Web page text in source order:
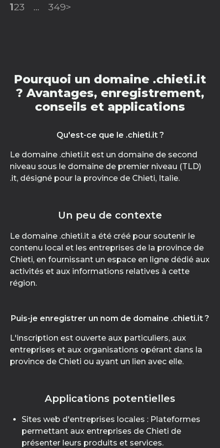
123 ... 349>
Pourquoi un domaine .chieti.it
? Avantages, enregistrement,
conseils et applications
Qu'est-ce que le .chieti.it ?
Le domaine .chieti.it est un domaine de second
niveau sous le domaine de premier niveau (TLD)
.it, désigné pour la province de Chieti, Italie.
Un peu de contexte
Le domaine .chieti.it a été créé pour soutenir le
contenu local et les entreprises de la province de
Chieti, en fournissant un espace en ligne dédié aux
activités et aux informations relatives à cette
région.
Puis-je enregistrer un nom de domaine .chieti.it ?
L'inscription est ouverte aux particuliers, aux
entreprises et aux organisations opérant dans la
province de Chieti ou ayant un lien avec elle.
Applications potentielles
Sites web d'entreprises locales : Plateformes
permettant aux entreprises de Chieti de
présenter leurs produits et services.